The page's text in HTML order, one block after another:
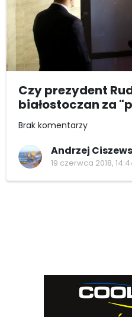
Czy prezydent
białostoczan za
Brak komentarzy
Andrzej
19 czerwca 2018,